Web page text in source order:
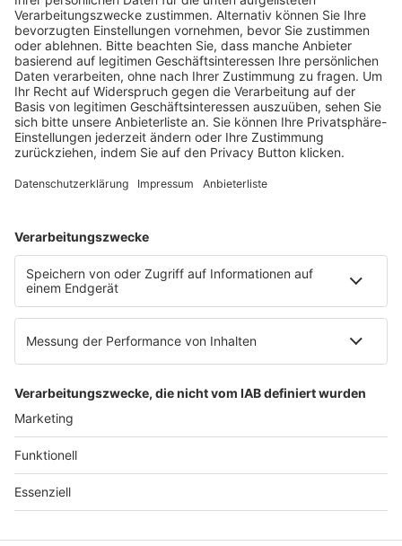
Fachmedien Recht und Wirtschaft
Ein Fachbereich der
dfv Mediengruppe
Mainzer Landstr. 251
60326 Frankfurt am Main
E-Mail:info@ruw.de
Web:https://www.ruw.de
AGB
Datenschutzerklärung
Genderhinweis
Cookie-Einstellungen